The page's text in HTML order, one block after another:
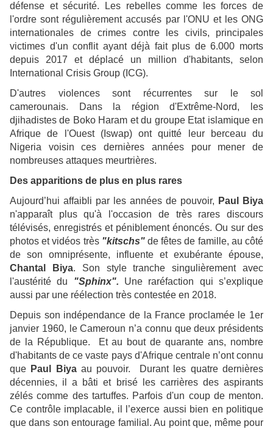
défense et sécurité. Les rebelles comme les forces de
l'ordre sont régulièrement accusés par l'ONU et les ONG
internationales de crimes contre les civils, principales
victimes d'un conflit ayant déjà fait plus de 6.000 morts
depuis 2017 et déplacé un million d'habitants, selon
International Crisis Group (ICG).
D'autres violences sont récurrentes sur le sol
camerounais. Dans la région d'Extrême-Nord, les
djihadistes de Boko Haram et du groupe Etat islamique en
Afrique de l'Ouest (Iswap) ont quitté leur berceau du
Nigeria voisin ces dernières années pour mener de
nombreuses attaques meurtrières.
Des apparitions de plus en plus rares
Aujourd’hui affaibli par les années de pouvoir, Paul Biya
n'apparaît plus qu'à l'occasion de très rares discours
télévisés, enregistrés et péniblement énoncés. Ou sur des
photos et vidéos très "kitschs"de fêtes de famille, au côté
de son omniprésente, influente et exubérante épouse,
Chantal Biya. Son style tranche singulièrement avec
l'austérité du "Sphinx". Une raréfaction qui s’explique
aussi par une réélection très contestée en 2018.
Depuis son indépendance de la France proclamée le 1er
janvier 1960, le Cameroun n’a connu que deux présidents
de la République. Et au bout de quarante ans, nombre
d'habitants de ce vaste pays d'Afrique centrale n’ont connu
que Paul Biyaau pouvoir. Durant les quatre dernières
décennies, il a bâti et brisé les carrières des aspirants
zélés comme des tartuffes. Parfois d'un coup de menton.
Ce contrôle implacable, il l’exerce aussi bien en politique
que dans son entourage familial. Au point que, même pour